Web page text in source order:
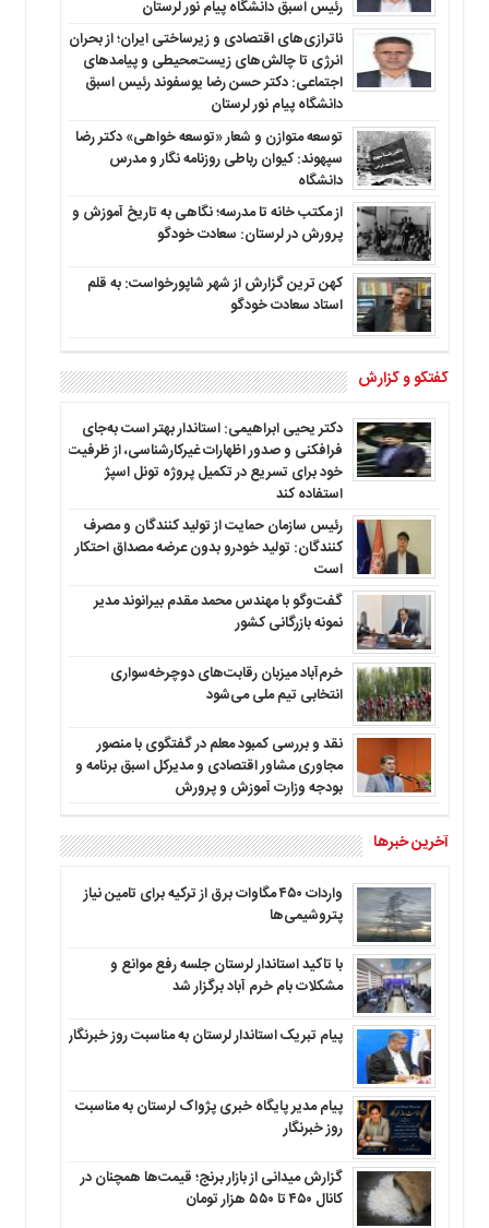
رئیس اسبق دانشگاه پیام نور لرستان
ناترازی‌های اقتصادی و زیرساختی ایران؛ از بحران
انرژی تا چالش‌های زیست‌محیطی و پیامدهای
اجتماعی: دکتر حسن رضا یوسفوند رئیس اسبق
دانشگاه پیام نور لرستان
توسعه متوازن و شعار «توسعه خواهی» دکتر رضا
سپهوند: کیوان رباطی روزنامه نگار و مدرس
دانشگاه
از مکتب خانه تا مدرسه؛ نگاهی به تاریخ آموزش و
پرورش در لرستان: سعادت خودگو
کهن ترین گزارش از شهر شاپورخواست: به قلم
استاد سعادت خودگو
گفتگو و گزارش
دکتر یحیی ابراهیمی: استاندار بهتر است به‌جای
فرافکنی و صدور اظهارات غیرکارشناسی، از ظرفیت
خود برای تسریع در تکمیل پروژه تونل اسپژ
استفاده کند
رئیس سازمان حمایت از تولید کنندگان و مصرف
کنندگان: تولید خودرو بدون عرضه مصداق احتکار
است
گفت‌وگو با مهندس محمد مقدم بیرانوند مدیر
نمونه بازرگانی کشور
خرم‌آباد میزبان رقابت‌های دوچرخه‌سواری
انتخابی تیم ملی می‌شود
نقد و بررسی کمبود معلم در گفتگوی با منصور
مجاوری مشاور اقتصادی و مدیرکل اسبق برنامه و
بودجه وزارت آموزش و پرورش
آخرین خبرها
واردات ۴۵۰ مگاوات برق از ترکیه برای تامین نیاز
پتروشیمی‌ها
با تاکید استاندار لرستان جلسه رفع موانع و
مشکلات بام خرم آباد برگزار شد
پیام تبریک استاندار لرستان به‌ مناسبت روز خبرنگار
پیام مدیر پایگاه خبری پژواک لرستان به مناسبت
روز خبرنگار
گزارش میدانی از بازار برنج؛ قیمت‌ها همچنان در
کانال ۴۵۰ تا ۵۵۰ هزار تومان